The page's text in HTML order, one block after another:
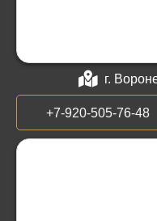
г.
+7-920-505-76-48